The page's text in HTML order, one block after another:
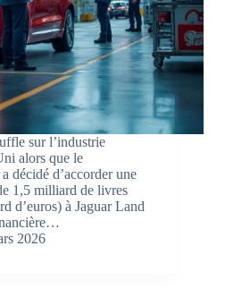
sur l’industrie
alors que le
décidé d’accorder une
1,5 milliard de livres
d’euros) à Jaguar Land
2026